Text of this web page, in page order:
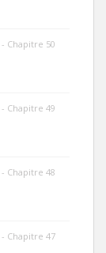
Chapitre 50
Chapitre 49
Chapitre 48
Chapitre 47